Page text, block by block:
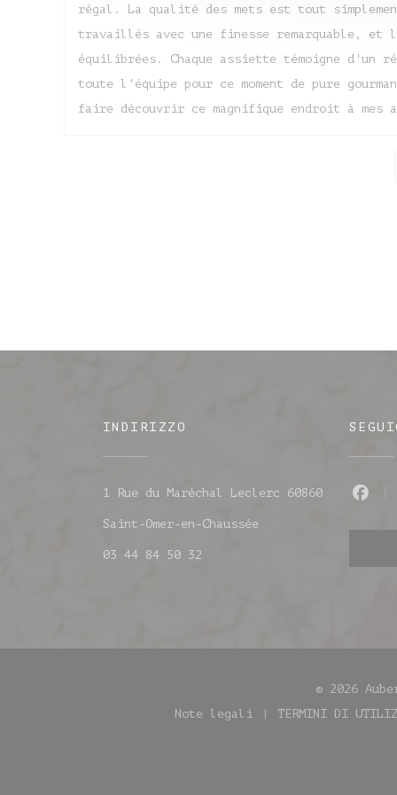
régal. La qualité des mets est tout
travaillés avec une finesse remarquable, et
équilibrées. Chaque assiette témoigne d'un
toute l'équipe pour ce moment de pure
faire découvrir ce magnifique endroit à mes
INDIRIZZO
1 Rue du Maréchal Leclerc 60860
Saint-Omer-en-Chaussée((apre una nuova
03 44 84 50 32
© 2026
Note legali
((apre una nuova
TERMINI DI